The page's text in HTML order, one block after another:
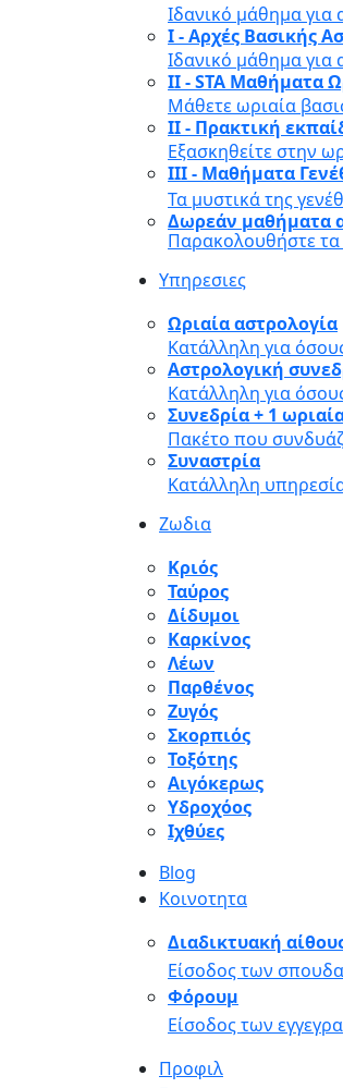
Ιδανικό μάθημα
I - Αρχές Βασικής
Ιδανικό μάθημα
II - STA Μαθήματα
Μάθετε ωριαία
II - Πρακτική
Εξασκηθείτε στην
III - Μαθήματα
Τα μυστικά της
Δωρεάν μαθήματα
Παρακολουθήστε τα
Υπηρεσιες
Ωριαία αστρολογία
Κατάλληλη για
Αστρολογική
Κατάλληλη για
Συνεδρία + 1
Πακέτο που
Συναστρία
Κατάλληλη
Ζωδια
Κριός
Ταύρος
Δίδυμοι
Καρκίνος
Λέων
Παρθένος
Ζυγός
Σκορπιός
Τοξότης
Αιγόκερως
Υδροχόος
Ιχθύες
Blog
Κοινοτητα
Διαδικτυακή
Είσοδος των
Φόρουμ
Είσοδος των
Προφιλ